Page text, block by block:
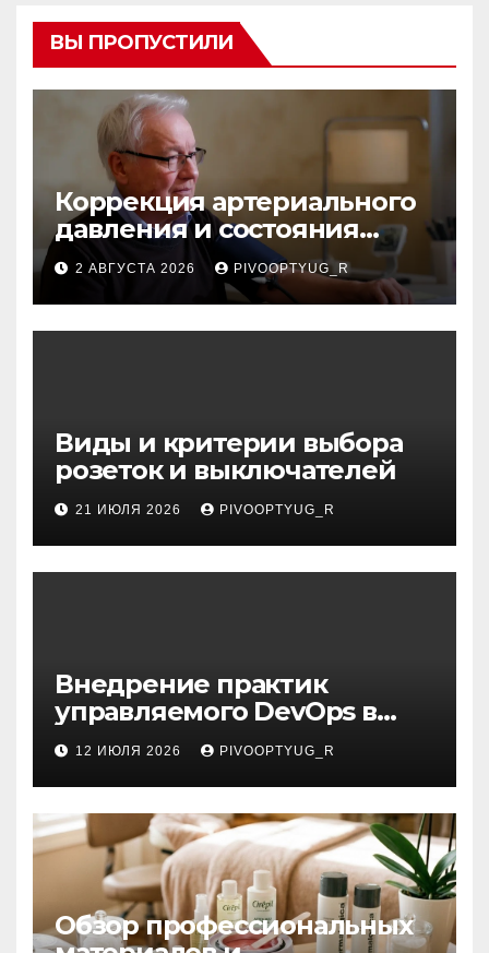
ВЫ ПРОПУСТИЛИ
Коррекция артериального
давления и состояния
сосудов в профилактике
инсульта
2 АВГУСТА 2026 PIVOOPTYUG_R
Виды и критерии выбора
розеток и выключателей
21 ИЮЛЯ 2026 PIVOOPTYUG_R
Внедрение практик
управляемого DevOps в
корпоративную ИТ-
инфраструктуру
12 ИЮЛЯ 2026 PIVOOPTYUG_R
Обзор профессиональных